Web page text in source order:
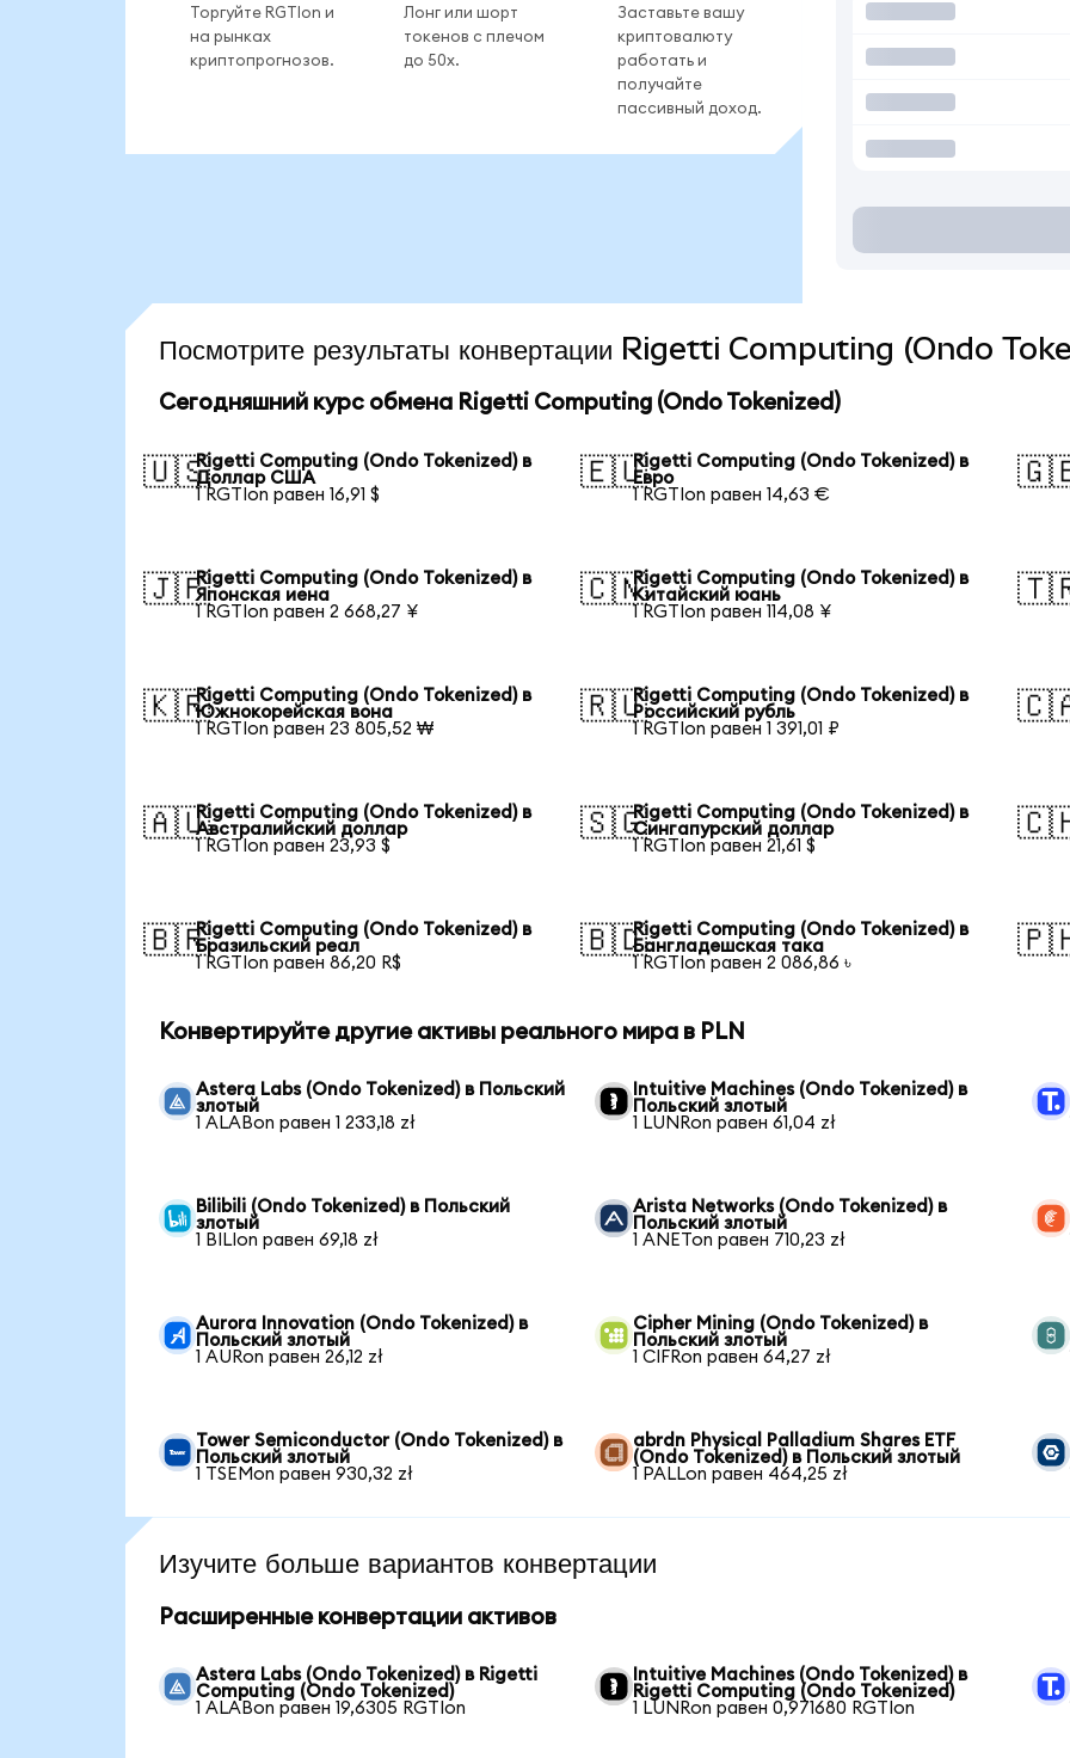
Торгуйте RGTIon и
на рынках
криптопрогнозов.
Лонг или шорт
токенов с плечом
до 50x.
Заставьте вашу
криптовалюту
работать и
получайте
пассивный доход.
Посмотрите результаты конвертации Rigetti Computing (Ondo
Сегодняшний курс обмена Rigetti Computing (Ondo Tokenized)
🇺🇸Rigetti Computing (Ondo Tokenized) в
Доллар США
1 RGTIon равен 16,91 $
🇪🇺Rigetti Computing (Ondo Tokenized) в
Евро
1 RGTIon равен 14,63 €
🇯🇵Rigetti Computing (Ondo Tokenized) в
Японская иена
1 RGTIon равен 2 668,27 ¥
🇨🇳Rigetti Computing (Ondo Tokenized) в
Китайский юань
1 RGTIon равен 114,08 ¥
🇰🇷Rigetti Computing (Ondo Tokenized) в
Южнокорейская вона
1 RGTIon равен 23 805,52 ₩
🇷🇺Rigetti Computing (Ondo Tokenized) в
Российский рубль
1 RGTIon равен 1 391,01 ₽
🇦🇺Rigetti Computing (Ondo Tokenized) в
Австралийский доллар
1 RGTIon равен 23,93 $
🇸🇬Rigetti Computing (Ondo Tokenized) в
Сингапурский доллар
1 RGTIon равен 21,61 $
🇧🇷Rigetti Computing (Ondo Tokenized) в
Бразильский реал
1 RGTIon равен 86,20 R$
🇧🇩Rigetti Computing (Ondo Tokenized) в
Бангладешская така
1 RGTIon равен 2 086,86 ৳
Конвертируйте другие активы реального мира в PLN
Astera Labs (Ondo Tokenized) в Польский
злотый
1 ALABon равен 1 233,18 zł
Intuitive Machines (Ondo Tokenized) в
Польский злотый
1 LUNRon равен 61,04 zł
Bilibili (Ondo Tokenized) в Польский
злотый
1 BILIon равен 69,18 zł
Arista Networks (Ondo Tokenized) в
Польский злотый
1 ANETon равен 710,23 zł
Aurora Innovation (Ondo Tokenized) в
Польский злотый
1 AURon равен 26,12 zł
Cipher Mining (Ondo Tokenized) в
Польский злотый
1 CIFRon равен 64,27 zł
Tower Semiconductor (Ondo Tokenized) в
Польский злотый
1 TSEMon равен 930,32 zł
abrdn Physical Palladium Shares ETF
(Ondo Tokenized) в Польский злотый
1 PALLon равен 464,25 zł
Изучите больше вариантов конвертации
Расширенные конвертации активов
Astera Labs (Ondo Tokenized) в Rigetti
Computing (Ondo Tokenized)
1 ALABon равен 19,6305 RGTIon
Intuitive Machines (Ondo Tokenized) в
Rigetti Computing (Ondo Tokenized)
1 LUNRon равен 0,971680 RGTIon